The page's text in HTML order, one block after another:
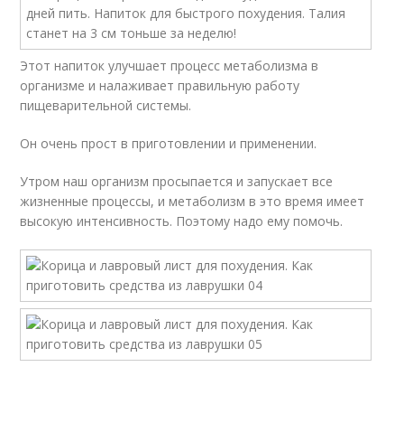
Этот напиток улучшает процесс метаболизма в
организме и налаживает правильную работу
пищеварительной системы.
Он очень прост в приготовлении и применении.
Утром наш организм просыпается и запускает все
жизненные процессы, и метаболизм в это время имеет
высокую интенсивность. Поэтому надо ему помочь.